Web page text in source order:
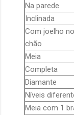
Na parede
Inclinada
Com joelho no
chão
Meia
Completa
Diamante
Níveis
Meia com 1